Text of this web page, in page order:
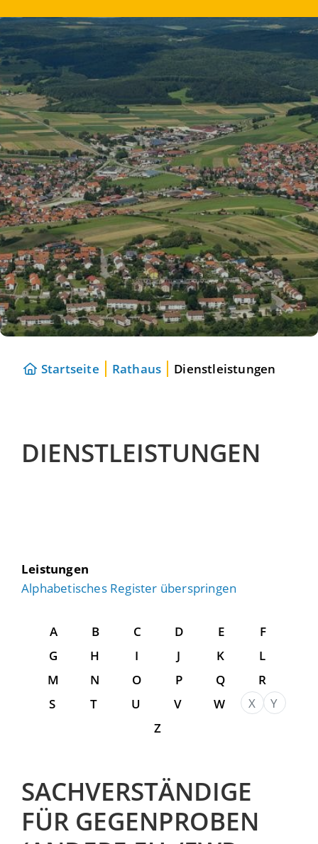
Startseite Rathaus Dienstleistungen
DIENSTLEISTUNGEN
Leistungen
Alphabetisches Register überspringen
A B C D E
F
G
H I J K
L
M
N O P Q
R
S
T U V W X
Y
Z
SACHVERSTÄNDIGE
FÜR GEGENPROBEN